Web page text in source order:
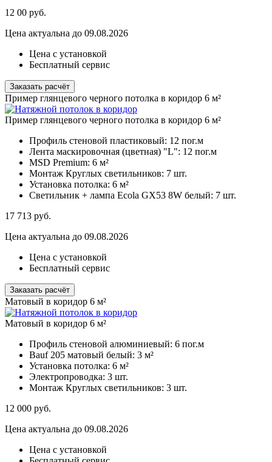
12 00 руб.
Цена актуальна до 09.08.2026
Цена с установкой
Бесплатный сервис
Заказать расчёт
Пример глянцевого черного потолка в коридор 6 м²
Пример глянцевого черного потолка в коридор 6 м²
Профиль стеновой пластиковый: 12 пог.м
Лента маскировочная (цветная) "L": 12 пог.м
MSD Premium: 6 м²
Монтаж Круглых светильников: 7 шт.
Установка потолка: 6 м²
Светильник + лампа Ecola GX53 8W белый: 7 шт.
17 713 руб.
Цена актуальна до 09.08.2026
Цена с установкой
Бесплатный сервис
Заказать расчёт
Матовый в коридор 6 м²
Матовый в коридор 6 м²
Профиль стеновой алюминиевый: 6 пог.м
Bauf 205 матовый белый: 3 м²
Установка потолка: 6 м²
Электропроводка: 3 шт.
Монтаж Круглых светильников: 3 шт.
12 000 руб.
Цена актуальна до 09.08.2026
Цена с установкой